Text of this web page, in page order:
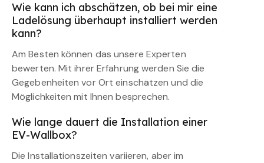
Wie kann ich abschätzen, ob bei mir eine
Ladelösung überhaupt installiert werden
kann?
Am Besten können das unsere Experten
bewerten. Mit ihrer Erfahrung werden Sie die
Gegebenheiten vor Ort einschätzen und die
Möglichkeiten mit Ihnen besprechen.
Wie lange dauert die Installation einer
EV-Wallbox?
Die Installationszeiten variieren, aber im